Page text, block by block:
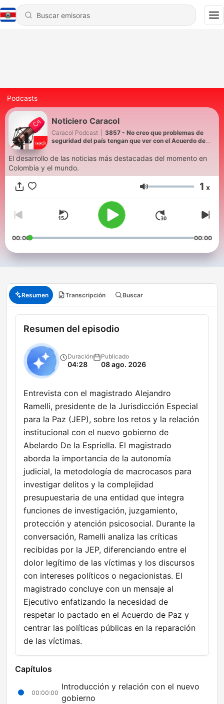
Podcasts
Noticiero Caracol
Caracol Podcast
3857 - No creo que problemas de
seguridad del país tengan que ver con el Acuerdo de
El desarrollo de las noticias más destacadas del momento en
Colombia y el mundo.
Volumen 1 x
00:00 00:00
Resumen Transcripción Buscar
Resumen del episodio
Duración
04:28
Publicado
08 ago. 2026
Entrevista con el magistrado Alejandro
Ramelli, presidente de la Jurisdicción Especial
para la Paz (JEP), sobre los retos y la relación
institucional con el nuevo gobierno de
Abelardo De la Espriella. El magistrado
aborda la importancia de la autonomía
judicial, la metodología de macrocasos para
investigar delitos y la complejidad
presupuestaria de una entidad que integra
funciones de investigación, juzgamiento,
protección y atención psicosocial. Durante la
conversación, Ramelli analiza las críticas
recibidas por la JEP, diferenciando entre el
dolor legítimo de las víctimas y los discursos
con intereses políticos o negacionistas. El
magistrado concluye con un mensaje al
Ejecutivo enfatizando la necesidad de
respetar lo pactado en el Acuerdo de Paz y
centrar las políticas públicas en la reparación
de las víctimas.
Capítulos
00:00:00
Introducción y relación con el nuevo
gobierno